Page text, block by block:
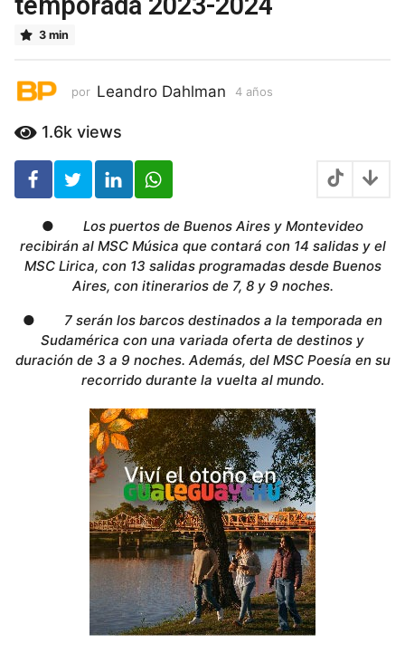
a
o
s
3 min
por Leandro Dahlman 4 años
1.6k views
●
Los puertos de Buenos Aires y Montevideo
recibirán al MSC Música que contará con 14 salidas y el
MSC Lirica, con 13 salidas programadas desde Buenos
Aires, con itinerarios de 7, 8 y 9 noches.
●
7 serán los barcos destinados a la temporada en
Sudamérica con una variada oferta de destinos y
duración de 3 a 9 noches. Además, del MSC Poesía en su
recorrido durante la vuelta al mundo.